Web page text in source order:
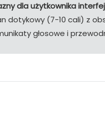
dla użytkownika
dotykowy (7-10 cali) z
głosowe i